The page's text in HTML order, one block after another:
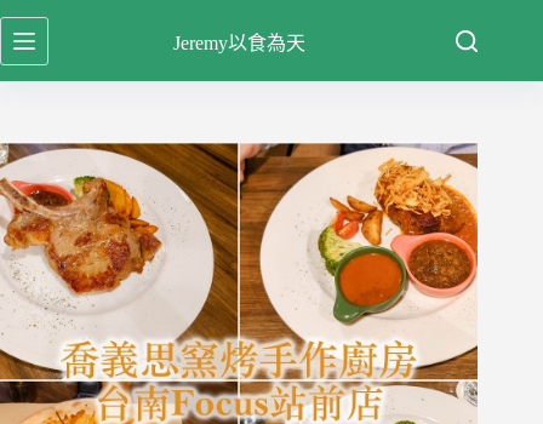
跳
至
容
Jeremy以食為天